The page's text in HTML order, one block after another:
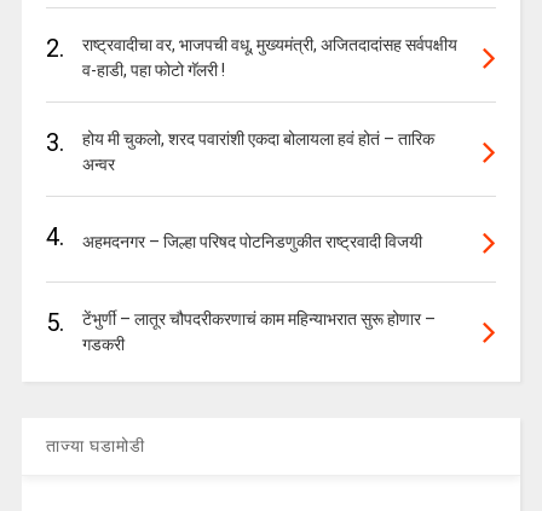
2.
राष्ट्रवादीचा वर, भाजपची वधू, मुख्यमंत्री, अजितदादांसह सर्वपक्षीय
व-हाडी, पहा फोटो गॅलरी !
3.
होय मी चुकलो, शरद पवारांशी एकदा बोलायला हवं होतं – तारिक
अन्वर
4. अहमदनगर – जिल्हा परिषद पोटनिडणुकीत राष्ट्रवादी विजयी
5.
टेंभुर्णी – लातूर चौपदरीकरणाचं काम महिन्याभरात सुरू होणार –
गडकरी
ताज्या घडामोडी